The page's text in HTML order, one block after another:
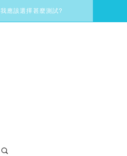
我應該選擇甚麼測試?